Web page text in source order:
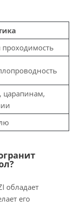
царапинам,
обладает
его